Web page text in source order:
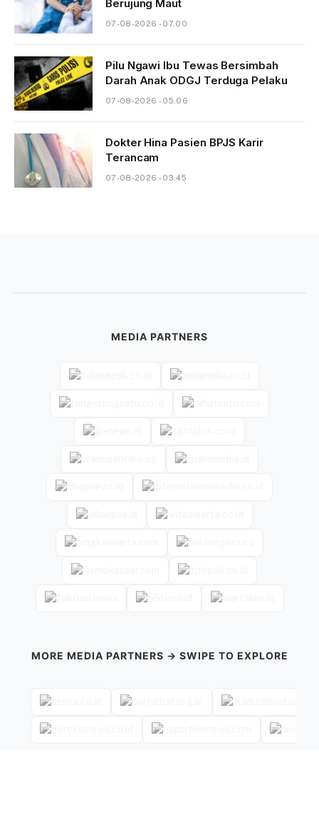
Berujung Maut
07-08-2026 - 07.00
Pilu Ngawi Ibu Tewas Bersimbah
Darah Anak ODGJ Terduga Pelaku
07-08-2026 - 05.06
Dokter Hina Pasien BPJS Karir
Terancam
07-08-2026 - 03.45
MEDIA PARTNERS
MORE MEDIA PARTNERS → SWIPE TO EXPLORE